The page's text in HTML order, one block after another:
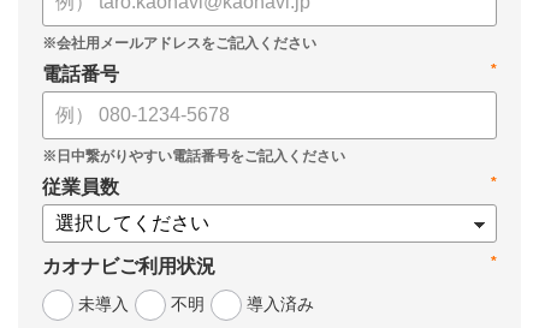
*
電話番号
*
従業員数
*
カオナビご利用状況
未導入
不明 導入済み